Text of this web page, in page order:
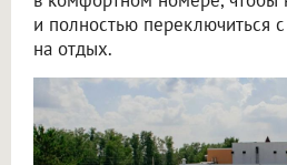
и полностью переключиться
на отдых.